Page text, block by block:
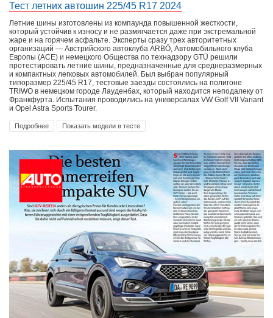
Тест летних автошин 225/45 R17 2024
Летние шины изготовлены из компаунда повышенной жесткости,
который устойчив к износу и не размягчается даже при экстремальной
жаре и на горячем асфальте. Эксперты сразу трех авторитетных
организаций — Австрийского автоклуба ARBÖ, Автомобильного клуба
Европы (ACE) и немецкого Общества по технадзору GTÜ решили
протестировать летние шины, предназначенные для среднеразмерных
и компактных легковых автомобилей. Был выбран популярный
типоразмер 225/45 R17, тестовые заезды состоялись на полигоне
TRIWO в немецком городе Лауденбах, который находится неподалеку от
Франкфурта. Испытания проводились на универсалах VW Golf VII Variant
и Opel Astra Sports Tourer.
Подробнее Показать модели в тесте